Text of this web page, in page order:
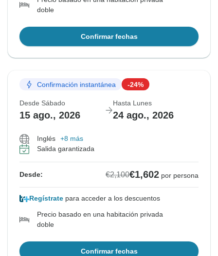
doble
Confirmar fechas
Confirmación instantánea -24%
Desde Sábado
15 ago., 2026
Hasta Lunes
24 ago., 2026
Inglés
+8 más
Salida garantizada
Desde: €2,100€1,602 por persona
Regístrate para acceder a los descuentos
Precio basado en una habitación privada
doble
Confirmar fechas